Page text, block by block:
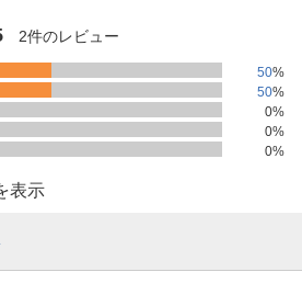
2件のレビュー
50%
50%
0%
0%
0%
表示